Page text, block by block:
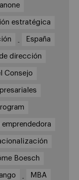
estratégica
España
dirección
Consejo
Boesch
MBA